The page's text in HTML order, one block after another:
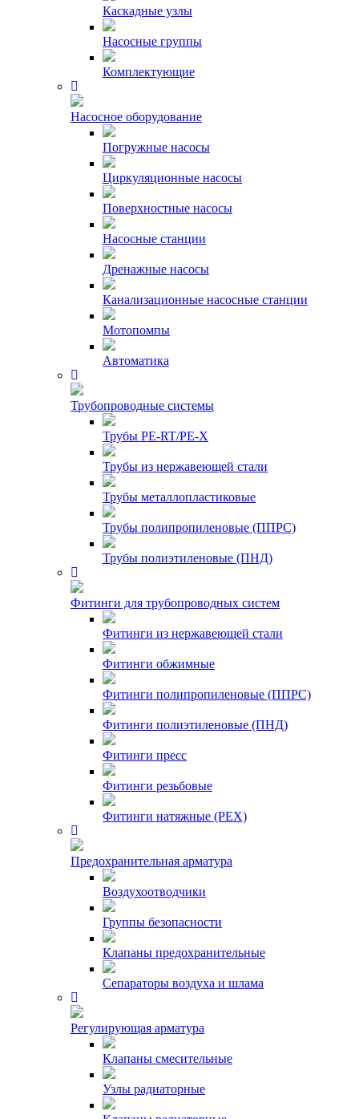
Каскадные узлы
Насосные группы
Комплектующие
Насосное оборудование
Погружные насосы
Циркуляционные насосы
Поверхностные насосы
Насосные станции
Дренажные насосы
Канализационные насосные станции
Мотопомпы
Автоматика
Трубопроводные системы
Трубы PE-RT/PE-X
Трубы из нержавеющей стали
Трубы металлопластиковые
Трубы полипропиленовые (ППРС)
Трубы полиэтиленовые (ПНД)
Фитинги для трубопроводных систем
Фитинги из нержавеющей стали
Фитинги обжимные
Фитинги полипропиленовые (ППРС)
Фитинги полиэтиленовые (ПНД)
Фитинги пресс
Фитинги резьбовые
Фитинги натяжные (PEX)
Предохранительная арматура
Воздухоотводчики
Группы безопасности
Клапаны предохранительные
Сепараторы воздуха и шлама
Регулирующая арматура
Клапаны смесительные
Узлы радиаторные